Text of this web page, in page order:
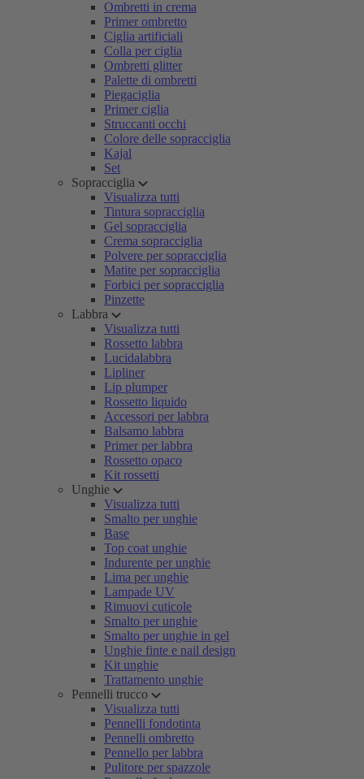
Ombretti in crema
Primer ombretto
Ciglia artificiali
Colla per ciglia
Ombretti glitter
Palette di ombretti
Piegaciglia
Primer ciglia
Struccanti occhi
Colore delle sopracciglia
Kajal
Set
Sopracciglia
Visualizza tutti
Tintura sopracciglia
Gel sopracciglia
Crema sopracciglia
Polvere per sopracciglia
Matite per sopracciglia
Forbici per sopracciglia
Pinzette
Labbra
Visualizza tutti
Rossetto labbra
Lucidalabbra
Lipliner
Lip plumper
Rossetto liquido
Accessori per labbra
Balsamo labbra
Primer per labbra
Rossetto opaco
Kit rossetti
Unghie
Visualizza tutti
Smalto per unghie
Base
Top coat unghie
Indurente per unghie
Lima per unghie
Lampade UV
Rimuovi cuticole
Smalto per unghie
Smalto per unghie in gel
Unghie finte e nail design
Kit unghie
Trattamento unghie
Pennelli trucco
Visualizza tutti
Pennelli fondotinta
Pennelli ombretto
Pennello per labbra
Pulitore per spazzole